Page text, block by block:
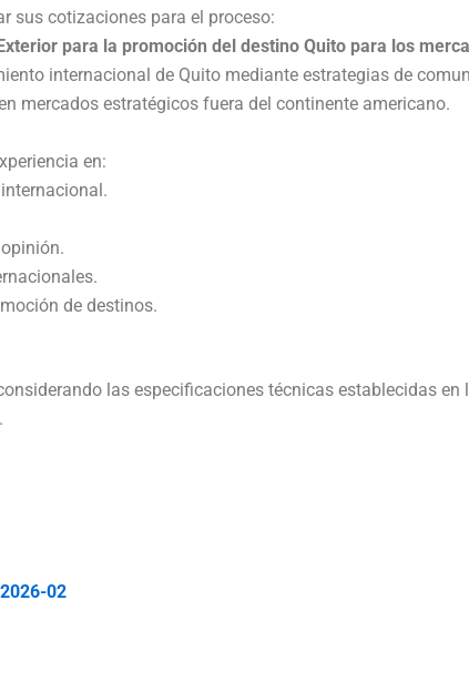
sus cotizaciones para el proceso:
para la promoción del destino Quito para los
internacional de Quito mediante estrategias de
mercados estratégicos fuera del continente americano.
en:
de destinos.
las especificaciones técnicas establecidas
2026-02